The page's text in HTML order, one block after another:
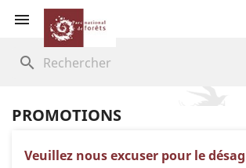

search
PROMOTIONS
Veuillez nous excuser pour le